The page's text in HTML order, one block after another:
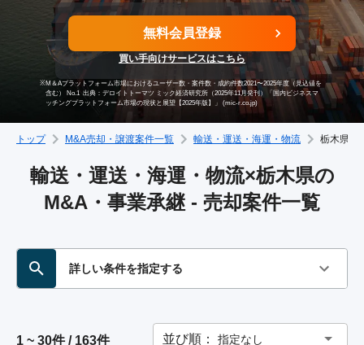
買いたい方へ
成約事例
M&A専門家の方へ
無料会員登録
買い手向けサービスはこちら
※M＆Aプラットフォーム市場におけるユーザー数・案件数・成約件数2021〜2025年度（見込値を
含む） No.1 出典：デロイトトーマツ ミック経済研究所（2025年11月発刊）「国内ビジネスマ
ッチングプラットフォーム市場の現状と展望【2025年版】」 (mic-r.co.jp)
トップ M&A売却・譲渡案件一覧 輸送・運送・海運・物流 栃木県
輸送・運送・海運・物流×栃木県の
M&A・事業承継 - 売却案件一覧
詳しい条件を指定する
1 ~ 30件 / 163件 並び順： 指定なし